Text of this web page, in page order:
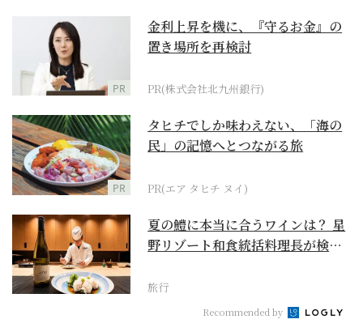
PR
金利上昇を機に、『守るお金』の
置き場所を再検討
PR(株式会社北九州銀行)
PR
タヒチでしか味わえない、「海の
民」の記憶へとつながる旅
PR(エア タヒチ ヌイ)
夏の鱧に本当に合うワインは？ 星
野リゾート和食統括料理長が検証
旅行
Recommended by